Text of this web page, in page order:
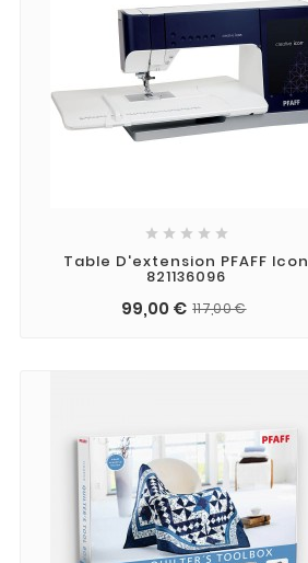
    
Table D'extension PFAFF Icon
821136096
99,00 € 117,00 €